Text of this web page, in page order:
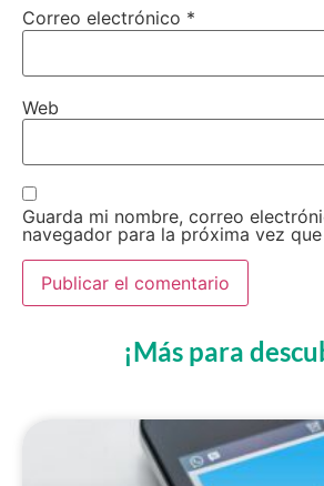
Correo electrónico *
Web
Guarda mi nombre, correo
navegador para la próxima vez
¡Más para